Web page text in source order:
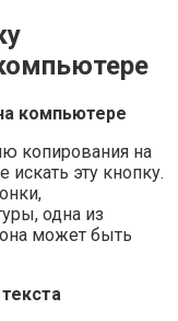
компьютере
копирования на
эту кнопку.
одна из
может быть